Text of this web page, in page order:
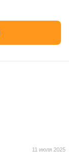
11 июля 2025